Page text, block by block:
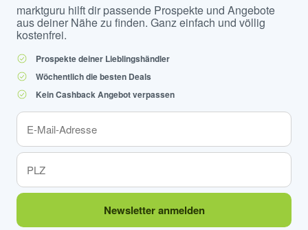
marktguru hilft dir passende Prospekte und Angebote
aus deiner Nähe zu finden. Ganz einfach und völlig
kostenfrei.
Prospekte deiner Lieblingshändler
Wöchentlich die besten Deals
Kein Cashback Angebot verpassen
Newsletter anmelden